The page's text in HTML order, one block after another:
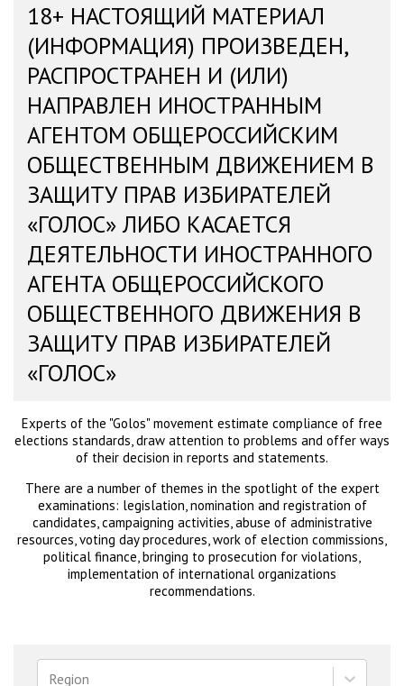
18+ НАСТОЯЩИЙ МАТЕРИАЛ
(ИНФОРМАЦИЯ) ПРОИЗВЕДЕН,
РАСПРОСТРАНЕН И (ИЛИ)
НАПРАВЛЕН ИНОСТРАННЫМ
АГЕНТОМ ОБЩЕРОССИЙСКИМ
ОБЩЕСТВЕННЫМ ДВИЖЕНИЕМ В
ЗАЩИТУ ПРАВ ИЗБИРАТЕЛЕЙ
«ГОЛОС» ЛИБО КАСАЕТСЯ
ДЕЯТЕЛЬНОСТИ ИНОСТРАННОГО
АГЕНТА ОБЩЕРОССИЙСКОГО
ОБЩЕСТВЕННОГО ДВИЖЕНИЯ В
ЗАЩИТУ ПРАВ ИЗБИРАТЕЛЕЙ
«ГОЛОС»
Experts of the "Golos" movement estimate compliance of free
elections standards, draw attention to problems and offer ways
of their decision in reports and statements.
There are a number of themes in the spotlight of the expert
examinations: legislation, nomination and registration of
candidates, campaigning activities, abuse of administrative
resources, voting day procedures, work of election commissions,
political finance, bringing to prosecution for violations,
implementation of international organizations
recommendations.
Region